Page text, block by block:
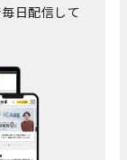
日配信して